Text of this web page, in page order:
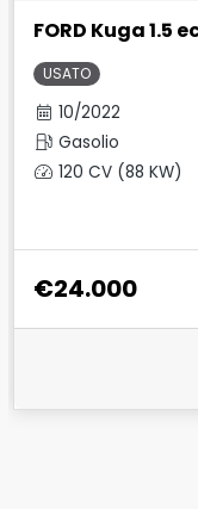
FORD Kuga 1.5
USATO
10/2022
Gasolio
120 CV (88 KW)
€24.000